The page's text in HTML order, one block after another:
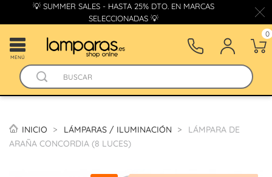
💡 SUMMER SALES - HASTA 25% DTO. EN MARCAS
SELECCIONADAS 💡
MENÚ
0
INICIO LÁMPARAS / ILUMINACIÓN
LÁMPARA DE
ARAÑA CONCORDIA (8 LUCES)